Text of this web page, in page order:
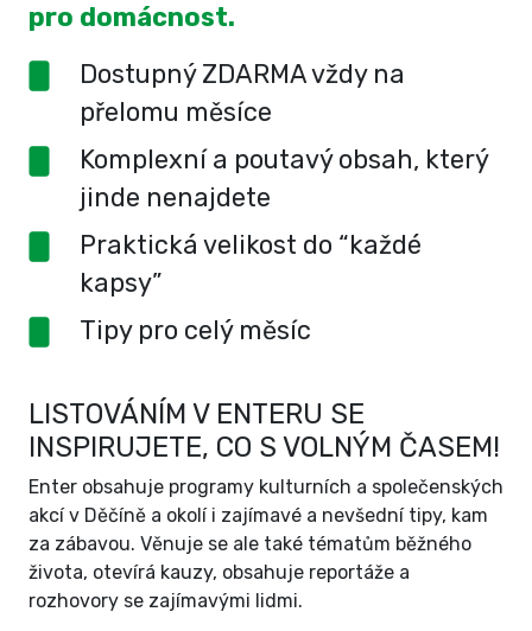
pro domácnost.
Dostupný ZDARMA vždy na
přelomu měsíce
Komplexní a poutavý obsah, který
jinde nenajdete
Praktická velikost do “každé
kapsy”
Tipy pro celý měsíc
LISTOVÁNÍM V ENTERU SE
INSPIRUJETE, CO S VOLNÝM ČASEM!
Enter obsahuje programy kulturních a společenských
akcí v Děčíně a okolí i zajímavé a nevšední tipy, kam
za zábavou. Věnuje se ale také tématům běžného
života, otevírá kauzy, obsahuje reportáže a
rozhovory se zajímavými lidmi.